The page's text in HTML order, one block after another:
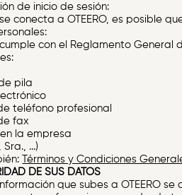
de inicio de sesión:
conecta a OTEERO, es posible
cumple con el Reglamento
pila
teléfono profesional
fax
la empresa
...)
Términos y Condiciones
DE SUS DATOS
que subes a OTEERO